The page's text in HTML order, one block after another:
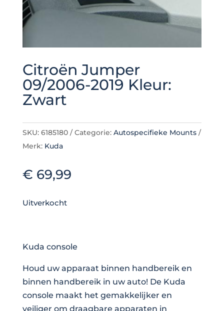
Citroën Jumper
09/2006-2019 Kleur:
Zwart
SKU: 6185180 Categorie: Autospecifieke Mounts
Merk: Kuda
€ 69,99
Uitverkocht
Kuda console
Houd uw apparaat binnen handbereik en
binnen handbereik in uw auto! De Kuda
console maakt het gemakkelijker en
veiliger om draagbare apparaten in